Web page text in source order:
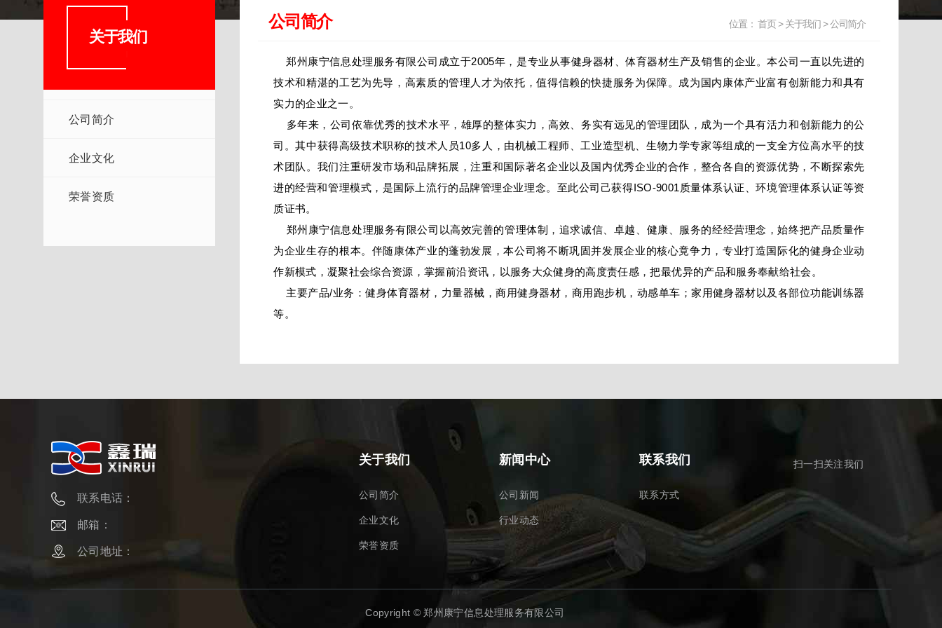
关于我们
公司简介
企业文化
荣誉资质
公司简介 位置： 首页> 关于我们> 公司简介
郑州康宁信息处理服务有限公司成立于2005年，是专业从事健身器材、体育器材生产及销售的企业。本公司一直以先进的
技术和精湛的工艺为先导，高素质的管理人才为依托，值得信赖的快捷服务为保障。成为国内康体产业富有创新能力和具有
实力的企业之一。
多年来，公司依靠优秀的技术水平，雄厚的整体实力，高效、务实有远见的管理团队，成为一个具有活力和创新能力的公
司。其中获得高级技术职称的技术人员10多人，由机械工程师、工业造型机、生物力学专家等组成的一支全方位高水平的技
术团队。我们注重研发市场和品牌拓展，注重和国际著名企业以及国内优秀企业的合作，整合各自的资源优势，不断探索先
进的经营和管理模式，是国际上流行的品牌管理企业理念。 至此公司己获得ISO-9001质量体系认证、环境管理体系认证等资
质证书。
郑州康宁信息处理服务有限公司以高效完善的管理体制，追求诚信、卓越、健康、服务的经经营理念，始终把产品质量作
为企业生存的根本。伴随康体产业的蓬勃发展，本公司将不断巩固并发展企业的核心竟争力，专业打造国际化的健身企业动
作新模式，凝聚社会综合资源，掌握前沿资讯，以服务大众健身的高度责任感，把最优异的产品和服务奉献给社会。
主要产品/业务：健身体育器材，力量器械，商用健身器材，商用跑步机，动感单车；家用健身器材以及各部位功能训练器
等。
联系电话：
邮箱：
公司地址：
关于我们
公司简介
企业文化
荣誉资质
新闻中心
公司新闻
行业动态
联系我们
联系方式
扫一扫关注我们
Copyright © 郑州康宁信息处理服务有限公司